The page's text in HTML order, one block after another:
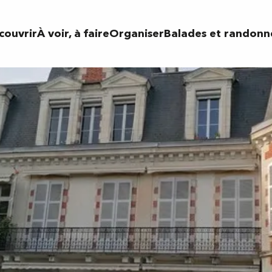
À voir, à faireOrganiserBalades et